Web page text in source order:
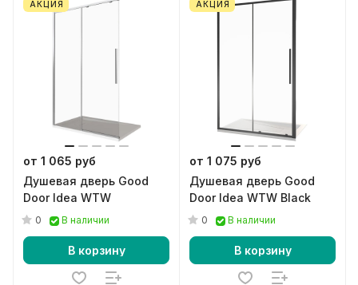
АКЦИЯ
от 1 065 руб
Душевая дверь Good
Door Idea WTW
0 В наличии
В корзину
АКЦИЯ
от 1 075 руб
Душевая дверь Good
Door Idea WTW Black
0 В наличии
В корзину